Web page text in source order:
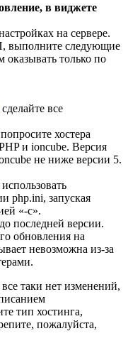
в виджете
на сервере.
выполните следующие
только по
сделайте все
хостера
и ioncube. Версия
не ниже версии 5.
php.ini, запуская
«-c».
последней версии.
обновления на
невозможна из-за
таки нет изменений,
тип хостинга,
пожалуйста,